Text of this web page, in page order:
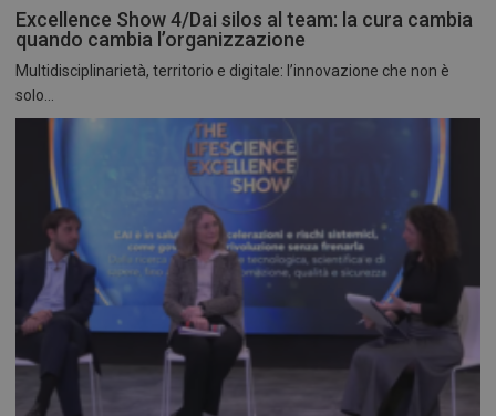
Excellence Show 4/Dai silos al team: la cura cambia
quando cambia l’organizzazione
Multidisciplinarietà, territorio e digitale: l’innovazione che non è
solo...